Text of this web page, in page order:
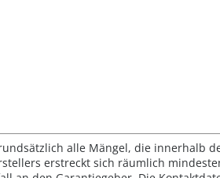
alle Mängel, die innerhalb
erstreckt sich räumlich